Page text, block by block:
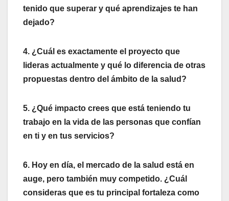
tenido que superar y qué aprendizajes te han
dejado?
4. ¿Cuál es exactamente el proyecto que
lideras actualmente y qué lo diferencia de otras
propuestas dentro del ámbito de la salud?
5. ¿Qué impacto crees que está teniendo tu
trabajo en la vida de las personas que confían
en ti y en tus servicios?
6. Hoy en día, el mercado de la salud está en
auge, pero también muy competido. ¿Cuál
consideras que es tu principal fortaleza como